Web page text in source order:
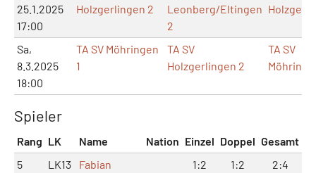
25.1.2025
17:00
Holzgerlingen 2
Leonberg/Eltingen
2
Sa,
8.3.2025
18:00
TA SV Möhringen
1
TA SV
Holzgerlingen 2
TA SV
Spieler
Rang LK Name Nation Einzel Doppel Gesamt
5
LK13
Fabian
1:2 1:2 2:4